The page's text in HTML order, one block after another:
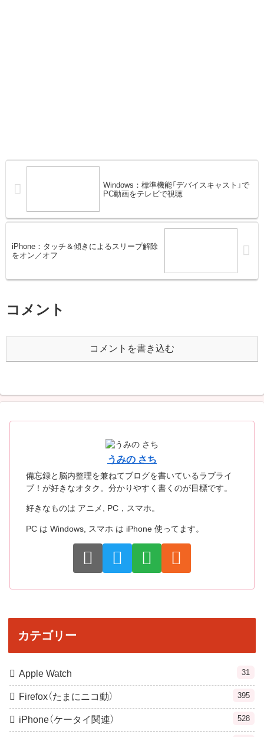
Windows：標準機能「デバイスキャスト」で
PC動画をテレビで視聴
iPhone：タッチ＆傾きによるスリープ解除
をオン／オフ
コメント
コメントを書き込む
うみの さち
備忘録と脳内整理を兼ねてブログを書いているラブライ
ブ！が好きなオタク。分かりやすく書くのが目標です。
好きなものは アニメ, PC，スマホ。
PC は Windows, スマホ は iPhone 使ってます。
カテゴリー
Apple Watch 31
Firefox（たまにニコ動） 395
iPhone（ケータイ関連） 528